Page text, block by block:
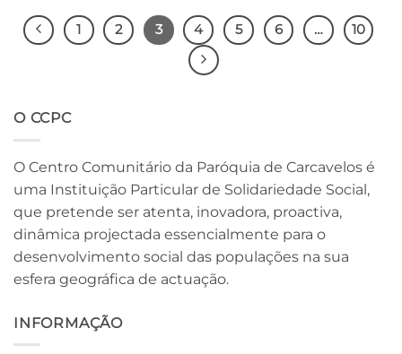
1 2 3 4 5 6 … 10
O CCPC
O Centro Comunitário da Paróquia de Carcavelos é
uma Instituição Particular de Solidariedade Social,
que pretende ser atenta, inovadora, proactiva,
dinâmica projectada essencialmente para o
desenvolvimento social das populações na sua
esfera geográfica de actuação.
INFORMAÇÃO